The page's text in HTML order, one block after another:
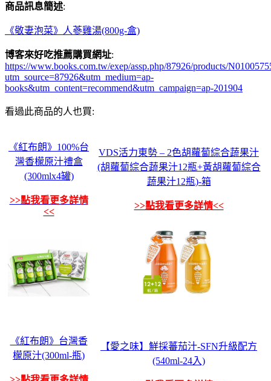
商品訊息簡述:
《敬妻泡菜》人蔘雞湯(800g-盒)
博客來好吃推薦購買網址:
https://www.books.com.tw/exep/assp.php/87926/products/
utm_source=87926&utm_medium=ap-
books&utm_content=recommend&utm_campaign=ap-201904
看過此商品的人也買:
《紅布朗》100%台
灣香檬原汁禮盒
(300mlx4罐)
>>點我看更多詳情
<<
VDS活力東勢 – 2色胡蘿蔔綜合蔬果汁
(胡蘿蔔綜合蔬果汁12瓶+黃胡蘿蔔綜合
蔬果汁12瓶)-箱
>>點我看更多詳情<<
《紅布朗》台灣香
檬原汁(300ml-瓶)
【愛之味】鮮採蕃茄汁-SFN升級配方
(540ml-24入)